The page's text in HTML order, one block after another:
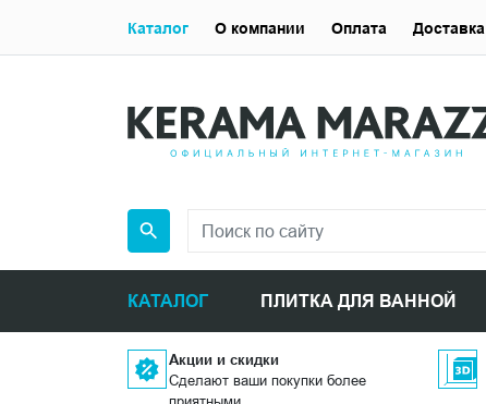
КАТАЛОГ ПЛИТКА ДЛЯ ВАННОЙ
Каталог О компании Оплата Доставка
Акции и скидки
Сделают ваши покупки более